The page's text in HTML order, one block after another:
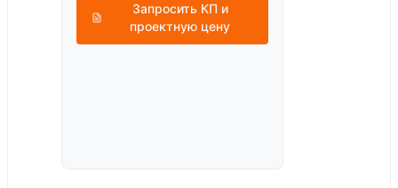
Запросить КП и
проектную цену